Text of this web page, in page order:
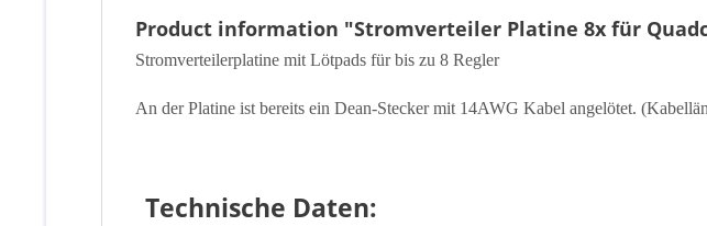
Product information "Stromverteiler Platine 8x für
Stromverteilerplatine mit Lötpads für bis zu 8 Regler
An der Platine ist bereits ein Dean-Stecker mit 14AWG Kabel angelötet.
Technische Daten: